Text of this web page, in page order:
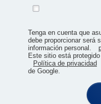
Tenga en cuenta que
debe proporcionar será
información personal.
Este sitio está
Política de privacidad
de Google.